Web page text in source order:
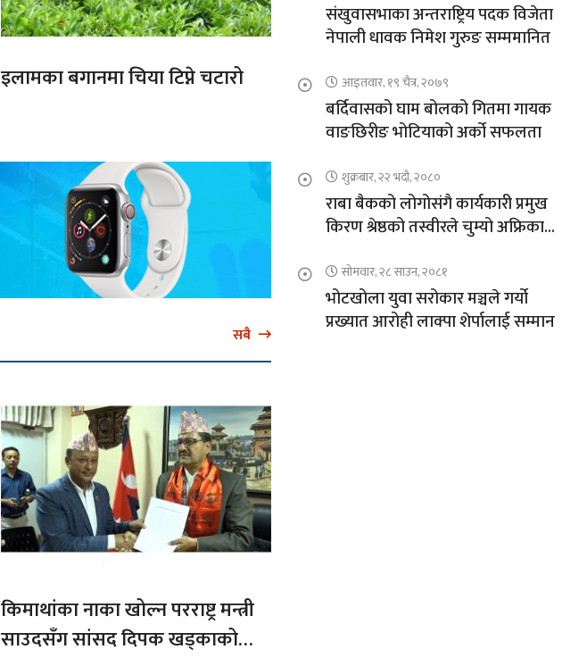
इलामका बगानमा चिया टिप्ने चटारो
सबै
किमाथांका नाका खोल्न परराष्ट्र मन्त्री
साउदसँग सांसद दिपक खड्काको
संखुवासभाका अन्तराष्ट्रिय पदक विजेता
नेपाली धावक निमेश गुरुङ सम्ममानित
आइतवार, १९ चैत्र, २०७९
बर्दिवासको घाम बोलको गितमा गायक
वाङछिरीङ भोटियाको अर्को सफलता
शुक्रबार, २२ भदौ, २०८०
राबा बैकको लोगोसंगै कार्यकारी प्रमुख
किरण श्रेष्ठको तस्वीरले चुम्यो अफ्रिकाको
सोमवार, २८ साउन, २०८१
भोटखोला युवा सरोकार मञ्चले गर्यो
प्रख्यात आरोही लाक्पा शेर्पालाई सम्मान